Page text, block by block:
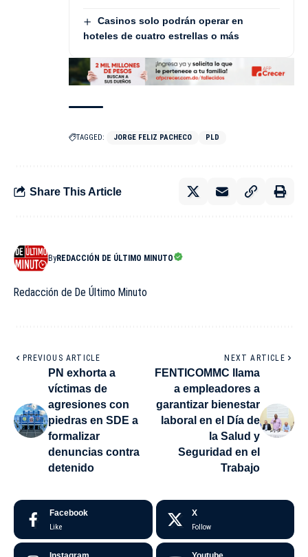
Casinos solo podrán operar en
hoteles de cuatro estrellas o más
TAGGED: JORGE FELIZ PACHECO PLD
Share This Article
ByREDACCIÓN DE ÚLTIMO MINUTO
Redacción de De Último Minuto
PREVIOUS ARTICLE
PN exhorta a
víctimas de
agresiones con
piedras en SDE a
formalizar
denuncias contra
detenido
NEXT ARTICLE
FENTICOMMC llama
a empleadores a
garantizar bienestar
laboral en el Día de
la Salud y
Seguridad en el
Trabajo
Facebook
Like
X
Follow